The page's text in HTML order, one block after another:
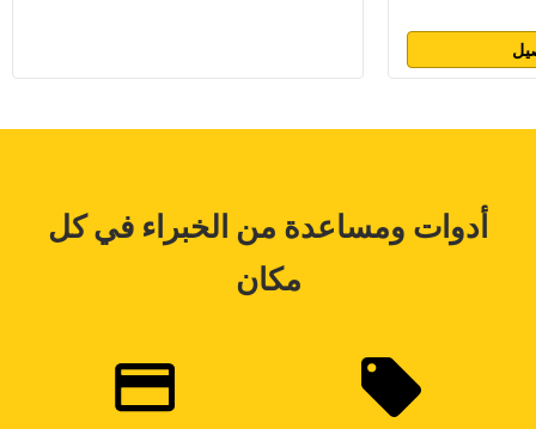
أدوات ومساعدة من الخبراء في كل
مكان